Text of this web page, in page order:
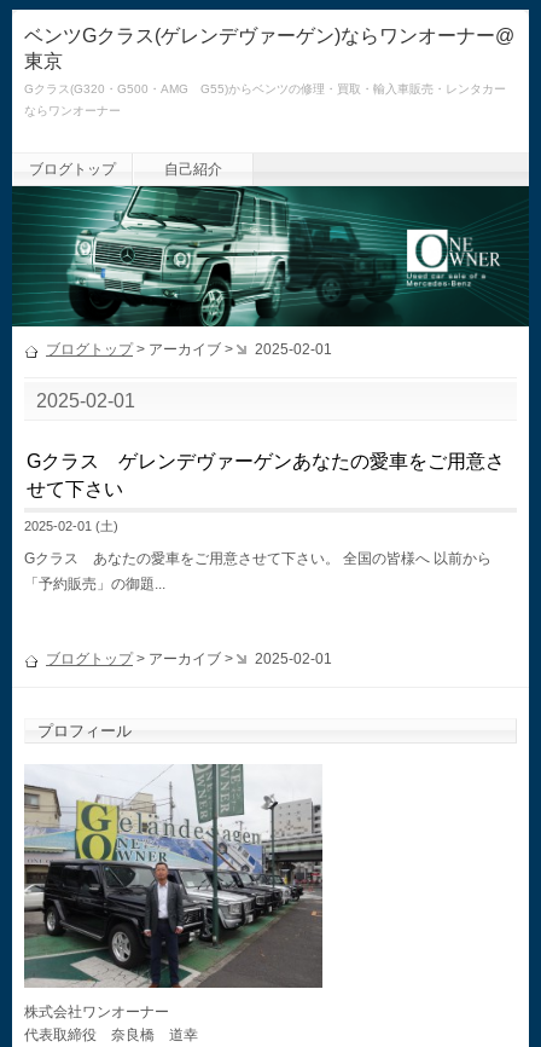
ベンツGクラス(ゲレンデヴァーゲン)ならワンオーナー@
東京
Gクラス(G320・G500・AMG G55)からベンツの修理・買取・輸入車販売・レンタカー
ならワンオーナー
ブログトップ 自己紹介
ブログトップ> アーカイブ > 2025-02-01
2025-02-01
Gクラス ゲレンデヴァーゲンあなたの愛車をご用意さ
せて下さい
2025-02-01 (土)
Gクラス あなたの愛車をご用意させて下さい。 全国の皆様へ 以前から
「予約販売」の御題...
ブログトップ> アーカイブ > 2025-02-01
プロフィール
株式会社ワンオーナー
代表取締役 奈良橋 道幸